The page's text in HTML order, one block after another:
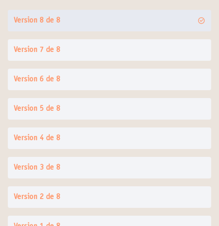
Version 8 de 8
Version 7 de 8
Version 6 de 8
Version 5 de 8
Version 4 de 8
Version 3 de 8
Version 2 de 8